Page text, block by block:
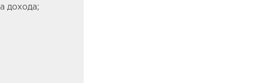
дохода;